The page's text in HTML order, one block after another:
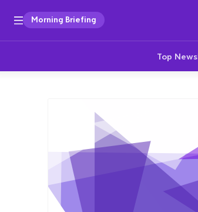
Morning Briefing
Top News